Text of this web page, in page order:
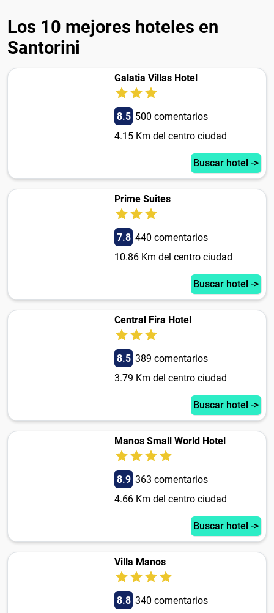
Los 10 mejores hoteles en
Santorini
Galatia Villas Hotel
8.5 500 comentarios
4.15 Km del centro ciudad
Buscar hotel ->
Prime Suites
7.8 440 comentarios
10.86 Km del centro ciudad
Buscar hotel ->
Central Fira Hotel
8.5 389 comentarios
3.79 Km del centro ciudad
Buscar hotel ->
Manos Small World Hotel
8.9 363 comentarios
4.66 Km del centro ciudad
Buscar hotel ->
Villa Manos
8.8 340 comentarios